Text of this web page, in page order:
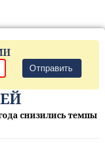
Отправить
снизились темпы